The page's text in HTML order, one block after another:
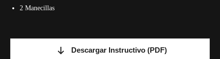
2 Manecillas
Descargar Instructivo (PDF)